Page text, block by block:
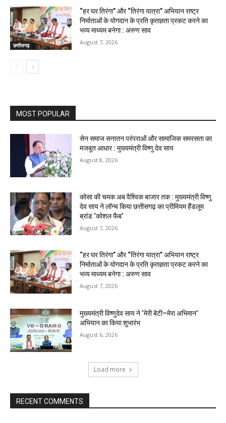
छत्तीसगढ़
“हर घर तिरंगा” और “तिरंगा यात्रा” अभियान राष्ट्र
निर्माताओं के योगदान के प्रति कृतज्ञता प्रकट करने का
भव्य माध्यम बनेगा : अरुण साव
August 7, 2026
MOST POPULAR
सेन समाज सनातन परंपराओं और सामाजिक समरसता का
मजबूत आधार : मुख्यमंत्री विष्णु देव साय
August 8, 2026
कोसा की चमक अब वैश्विक बाजार तक : मुख्यमंत्री विष्णु
देव साय ने लॉन्च किया छत्तीसगढ़ का प्रीमियम हैंडलूम
ब्रांड ‘कोशल फैब’
August 7, 2026
“हर घर तिरंगा” और “तिरंगा यात्रा” अभियान राष्ट्र
निर्माताओं के योगदान के प्रति कृतज्ञता प्रकट करने का
भव्य माध्यम बनेगा : अरुण साव
August 7, 2026
मुख्यमंत्री विष्णुदेव साय ने ‘मेरी बेटी–मेरा अभिमान’
अभियान का किया शुभारंभ
August 6, 2026
Load more
RECENT COMMENTS